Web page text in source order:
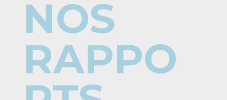
NOS
RAPPO